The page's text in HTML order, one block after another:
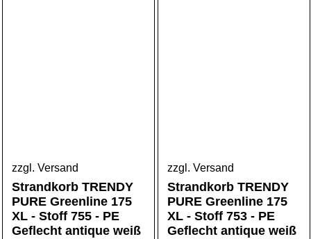
zzgl. Versand
Strandkorb TRENDY
PURE Greenline 175
XL - Stoff 755 - PE
Geflecht antique weiß
zzgl. Versand
Strandkorb TRENDY
PURE Greenline 175
XL - Stoff 753 - PE
Geflecht antique weiß